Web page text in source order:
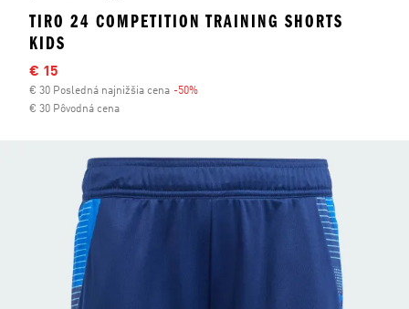
TIRO 24 COMPETITION TRAINING SHORTS
KIDS
Výpredajová cena
€ 15
€ 30 Posledná najnižšia cena -50%
€ 30 Pôvodná cena